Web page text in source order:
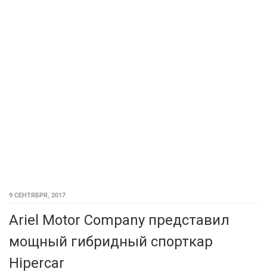
9 СЕНТЯБРЯ, 2017
Ariel Motor Company представил
мощный гибридный спорткар
Hipercar